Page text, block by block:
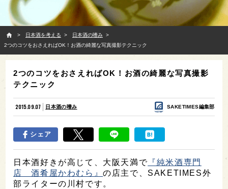
日本酒を考える
日本酒の嗜み
2つのコツをおさえればOK！お酒の綺麗な写真撮影テクニック
2つのコツをおさえればOK！お酒の綺麗な写真撮影
テクニック
2015.09.07 日本酒の嗜み SAKETIMES編集部
シェア
日本酒好きが高じて、大阪天満で 『純米酒専門
店 酒肴屋かわむら』の店主で、SAKETIMES外
部ライターの川村です。